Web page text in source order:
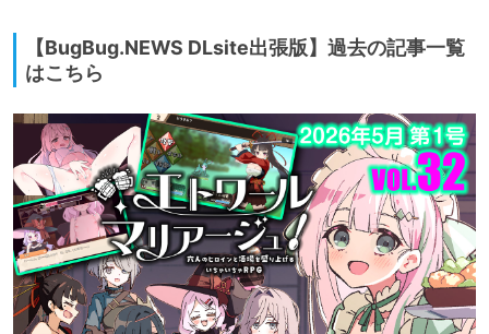
【BugBug.NEWS DLsite出張版】過去の記事一覧
はこちら